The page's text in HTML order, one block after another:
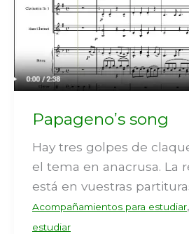
Papageno’s song
Hay tres golpes de
el tema en anacrusa. La
está en vuestras
Acompañamientos para estudiar,
estudiar